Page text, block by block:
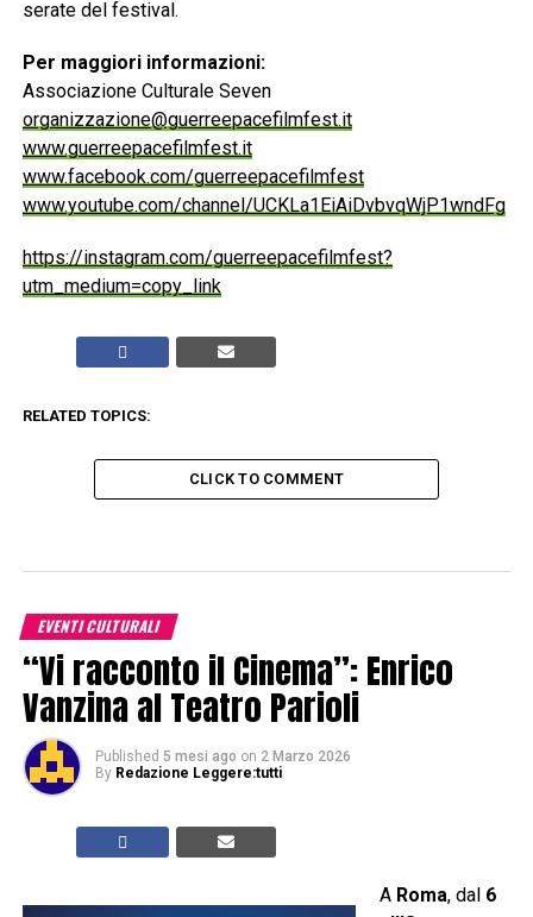
serate del festival.
Per maggiori informazioni:
Associazione Culturale Seven
organizzazione@guerreepacefilmfest.it
www.guerreepacefilmfest.it
www.facebook.com/guerreepacefilmfest
www.youtube.com/channel/UCKLa1EiAiDvbvqWjP1wndFg
https://instagram.com/guerreepacefilmfest?
utm_medium=copy_link
RELATED TOPICS:
CLICK TO COMMENT
EVENTI CULTURALI
“Vi racconto il Cinema”: Enrico
Vanzina al Teatro Parioli
Published 5 mesi ago on 2 Marzo 2026
By Redazione Leggere:tutti
A Roma, dal 6